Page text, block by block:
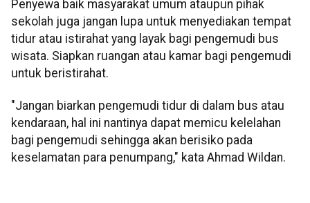
Penyewa baik masyarakat umum ataupun pihak
sekolah juga jangan lupa untuk menyediakan tempat
tidur atau istirahat yang layak bagi pengemudi bus
wisata. Siapkan ruangan atau kamar bagi pengemudi
untuk beristirahat.
"Jangan biarkan pengemudi tidur di dalam bus atau
kendaraan, hal ini nantinya dapat memicu kelelahan
bagi pengemudi sehingga akan berisiko pada
keselamatan para penumpang," kata Ahmad Wildan.